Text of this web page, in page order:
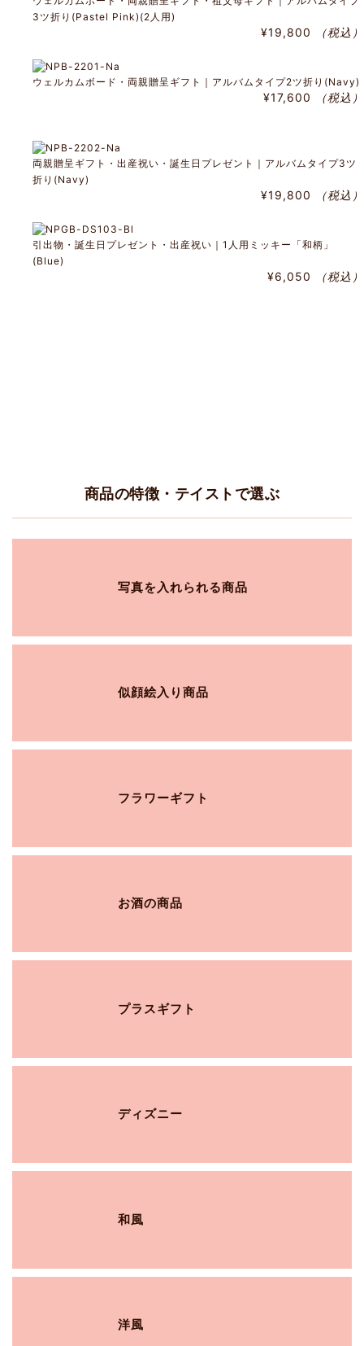
3ツ折り(Pastel Pink)(2人用)
¥19,800 （税込）
ウェルカムボード・両親贈呈ギフト｜アルバムタイプ2ツ折り(Navy)
¥17,600 （税込）
両親贈呈ギフト・出産祝い・誕生日プレゼント｜アルバムタイプ3ツ
折り(Navy)
¥19,800 （税込）
引出物・誕生日プレゼント・出産祝い｜1人用ミッキー「和柄」
(Blue)
¥6,050 （税込）
商品の特徴・テイストで選ぶ
写真を入れられる商品
似顔絵入り商品
フラワーギフト
お酒の商品
プラスギフト
ディズニー
和風
洋風